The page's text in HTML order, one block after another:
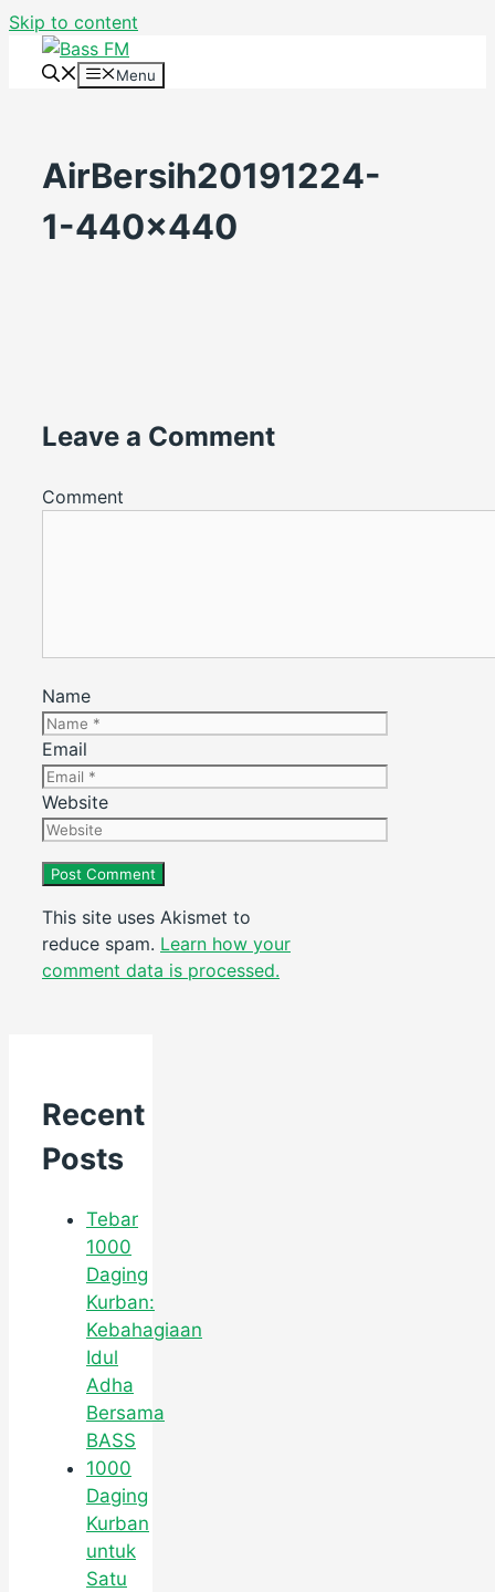
Skip to content
Menu
AirBersih20191224-
1-440×440
Leave a Comment
Comment
Name
Email
Website
This site uses Akismet to
reduce spam. Learn how your
comment data is processed.
Recent
Posts
Tebar
1000
Daging
Kurban:
Kebahagiaan
Idul
Adha
Bersama
BASS
1000
Daging
Kurban
untuk
Satu